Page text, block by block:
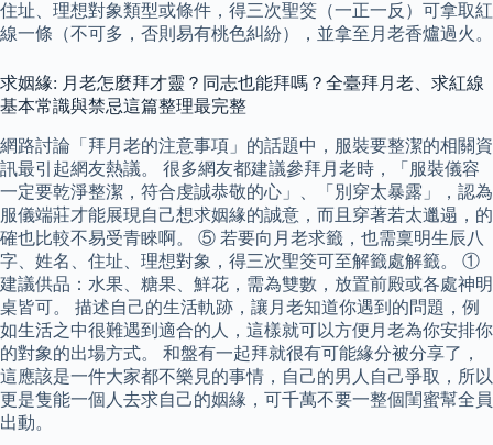
住址、理想對象類型或條件，得三次聖筊（一正一反）可拿取紅
線一條（不可多，否則易有桃色糾紛），並拿至月老香爐過火。
求姻緣: 月老怎麼拜才靈？同志也能拜嗎？全臺拜月老、求紅線
基本常識與禁忌這篇整理最完整
網路討論「拜月老的注意事項」的話題中，服裝要整潔的相關資
訊最引起網友熱議。 很多網友都建議參拜月老時，「服裝儀容
一定要乾淨整潔，符合虔誠恭敬的心」、「別穿太暴露」，認為
服儀端莊才能展現自己想求姻緣的誠意，而且穿著若太邋遢，的
確也比較不易受青睞啊。 ⑤ 若要向月老求籤，也需稟明生辰八
字、姓名、住址、理想對象，得三次聖筊可至解籤處解籤。 ①
建議供品：水果、糖果、鮮花，需為雙數，放置前殿或各處神明
桌皆可。 描述自己的生活軌跡，讓月老知道你遇到的問題，例
如生活之中很難遇到適合的人，這樣就可以方便月老為你安排你
的對象的出場方式。 和盤有一起拜就很有可能緣分被分享了，
這應該是一件大家都不樂見的事情，自己的男人自己爭取，所以
更是隻能一個人去求自己的姻緣，可千萬不要一整個閨蜜幫全員
出動。